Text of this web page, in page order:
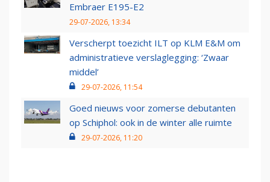
Embraer E195-E2
29-07-2026, 13:34
Verscherpt toezicht ILT op KLM E&M om
administratieve verslaglegging: ‘Zwaar
middel’
29-07-2026, 11:54
Goed nieuws voor zomerse debutanten
op Schiphol: ook in de winter alle ruimte
29-07-2026, 11:20